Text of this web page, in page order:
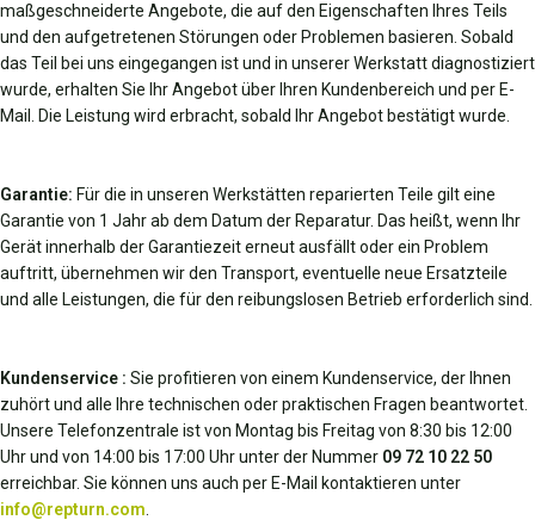
maßgeschneiderte Angebote, die auf den Eigenschaften Ihres Teils
und den aufgetretenen Störungen oder Problemen basieren. Sobald
das Teil bei uns eingegangen ist und in unserer Werkstatt diagnostiziert
wurde, erhalten Sie Ihr Angebot über Ihren Kundenbereich und per E-
Mail. Die Leistung wird erbracht, sobald Ihr Angebot bestätigt wurde.
Garantie: Für die in unseren Werkstätten reparierten Teile gilt eine
Garantie von 1 Jahr ab dem Datum der Reparatur. Das heißt, wenn Ihr
Gerät innerhalb der Garantiezeit erneut ausfällt oder ein Problem
auftritt, übernehmen wir den Transport, eventuelle neue Ersatzteile
und alle Leistungen, die für den reibungslosen Betrieb erforderlich sind.
Kundenservice : Sie profitieren von einem Kundenservice, der Ihnen
zuhört und alle Ihre technischen oder praktischen Fragen beantwortet.
Unsere Telefonzentrale ist von Montag bis Freitag von 8:30 bis 12:00
Uhr und von 14:00 bis 17:00 Uhr unter der Nummer 09 72 10 22 50
erreichbar. Sie können uns auch per E-Mail kontaktieren unter
info@repturn.com